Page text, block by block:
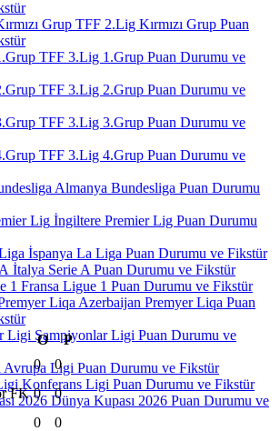
TFF 2.Lig Kırmızı Grup Puan
TFF 3.Lig 1.Grup Puan Durumu ve
TFF 3.Lig 2.Grup Puan Durumu ve
TFF 3.Lig 3.Grup Puan Durumu ve
TFF 3.Lig 4.Grup Puan Durumu ve
Almanya Bundesliga Puan Durumu
İngiltere Premier Lig Puan Durumu
İspanya La Liga Puan Durumu ve Fikstür
İtalya Serie A Puan Durumu ve Fikstür
Fransa Ligue 1 Puan Durumu ve Fikstür
Azerbaijan Premyer Liqa Puan
Şampiyonlar Ligi Puan Durumu ve
Avrupa Ligi Puan Durumu ve Fikstür
Konferans Ligi Puan Durumu ve Fikstür
Dünya Kupası 2026 Puan Durumu ve
O
P
0
0
FK 0
0
0
0